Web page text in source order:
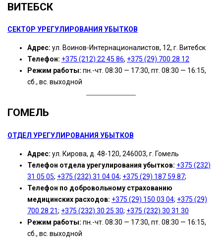
ВИТЕБСК
СЕКТОР УРЕГУЛИРОВАНИЯ УБЫТКОВ
Адрес: ул. Воинов-Интернационалистов, 12, г. Витебск
Телефон: +375 (212) 22 45 86, +375 (29) 700 28 12
Режим работы: пн.-чт. 08:30 — 17:30, пт. 08:30 — 16:15,
сб., вс. выходной
ГОМЕЛЬ
ОТДЕЛ УРЕГУЛИРОВАНИЯ УБЫТКОВ
Адрес: ул. Кирова, д. 48-120, 246003, г. Гомель
Телефон отдела урегулирования убытков: +375 (232)
31 05 05; +375 (232) 31 04 04; +375 (29) 187 59 87;
Телефон по добровольному страхованию
медицинских расходов: +375 (29) 150 03 04; +375 (29)
700 28 21; +375 (232) 30 25 30; +375 (232) 30 31 30
Режим работы: пн.-чт. 08:30 — 17:30, пт. 08:30 — 16:15,
сб., вс. выходной